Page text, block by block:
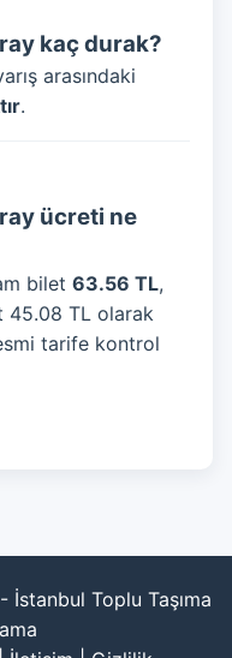
kaç durak?
arasındaki
.
ücreti ne
bilet63.56 TL,
45.08 TL olarak
tarife kontrol
Toplu Taşıma